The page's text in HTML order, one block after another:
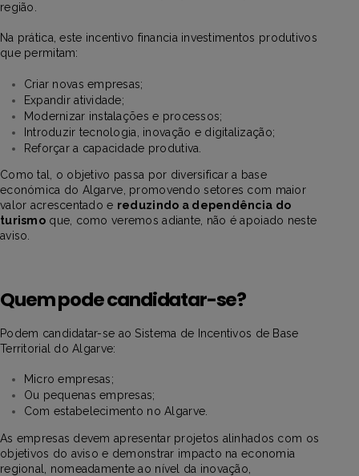
região.
Na prática, este incentivo financia investimentos produtivos
que permitam:
Criar novas empresas;
Expandir atividade;
Modernizar instalações e processos;
Introduzir tecnologia, inovação e digitalização;
Reforçar a capacidade produtiva.
Como tal, o objetivo passa por diversificar a base
económica do Algarve, promovendo setores com maior
valor acrescentado e reduzindo a dependência do
turismoque, como veremos adiante, não é apoiado neste
aviso.
Quem pode candidatar-se?
Podem candidatar-se ao Sistema de Incentivos de Base
Territorial do Algarve:
Micro empresas;
Ou pequenas empresas;
Com estabelecimento no Algarve.
As empresas devem apresentar projetos alinhados com os
objetivos do aviso e demonstrar impacto na economia
regional, nomeadamente ao nível da inovação,